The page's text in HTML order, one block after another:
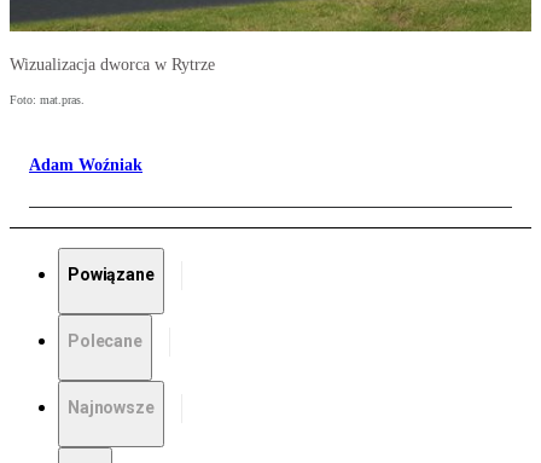
Wizualizacja dworca w Rytrze
Foto: mat.pras.
Adam Woźniak
Powiązane
Polecane
Najnowsze